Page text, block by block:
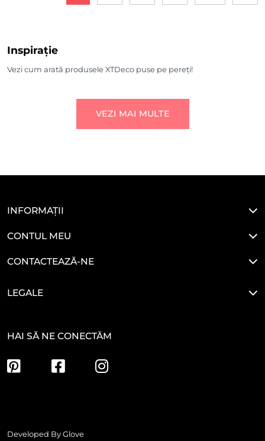
Inspirație
Vezi cum arată produsele XTDeco puse pe pereți!
VEZI MAI MULTE
INFORMAȚII
CONTUL MEU
CONTACTEAZĂ-NE
LEGALE
HAI SĂ NE CONECTĂM
Developed By Glove